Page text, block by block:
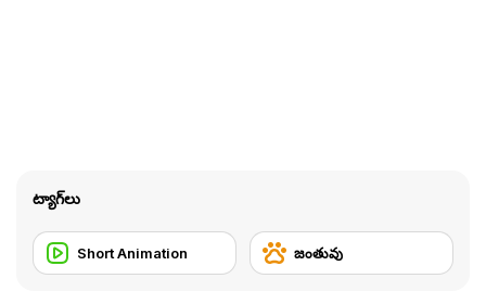
ట్యాగ్‌లు
Short Animation జంతువు